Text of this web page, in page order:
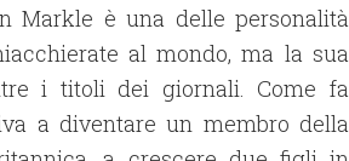
Markle è una delle personalità
al mondo, ma la sua
i titoli dei giornali. Come fa
a diventare un membro della